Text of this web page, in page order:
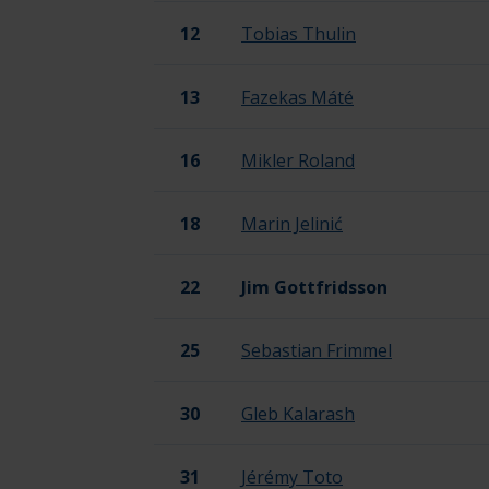
12 Tobias Thulin
13 Fazekas Máté
16 Mikler Roland
18 Marin Jelinić
22 Jim Gottfridsson
25 Sebastian Frimmel
30 Gleb Kalarash
31 Jérémy Toto